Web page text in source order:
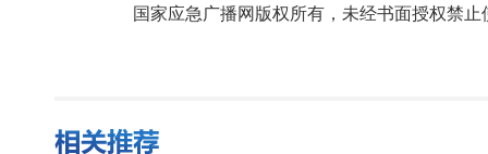
国家应急广播网版权所有，未经书面授权禁